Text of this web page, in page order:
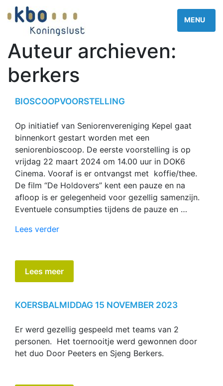
Auteur archieven:
berkers
BIOSCOOPVOORSTELLING
Op initiatief van Seniorenvereniging Kepel gaat
binnenkort gestart worden met een
seniorenbioscoop. De eerste voorstelling is op
vrijdag 22 maart 2024 om 14.00 uur in DOK6
Cinema. Vooraf is er ontvangst met koffie/thee.
De film “De Holdovers” kent een pauze en na
afloop is er gelegenheid voor gezellig samenzijn.
Eventuele consumpties tijdens de pauze en …
Lees verder“Bioscoopvoorstelling”
Lees meer
KOERSBALMIDDAG 15 NOVEMBER 2023
Er werd gezellig gespeeld met teams van 2
personen. Het toernooitje werd gewonnen door
het duo Door Peeters en Sjeng Berkers.